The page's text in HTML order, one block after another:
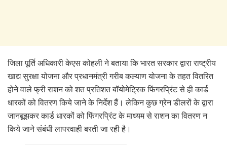
जिला पूर्ति अधिकारी केएस कोहली ने बताया कि भारत सरकार द्वारा राष्ट्रीय
खाद्य सुरक्षा योजना और प्रधानमंत्री गरीब कल्याण योजना के तहत वितरित
होने वाले फ्री राशन को शत प्रतिशत बॉयोमेट्रिक फिंगरप्रिंट से ही कार्ड
धारकों को वितरण किये जाने के निर्देश हैं। लेकिन कुछ ग्रेन डीलरों के द्वारा
जानबूझकर कार्ड धारकों को फिंगरप्रिंट के माध्यम से राशन का वितरण न
किये जाने संबंधी लापरवाही बरती जा रही है।